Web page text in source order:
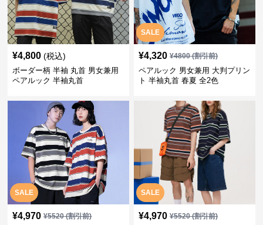
¥4,800 (税込)
ボーダー柄 半袖 丸首 男女兼用
ペアルック 半袖丸首
SALE
¥4,320 ¥4800(割引前)
ペアルック 男女兼用 大判プリン
ト 半袖丸首 春夏 全2色
SALE
¥4,970 ¥5520(割引前)
SALE
¥4,970 ¥5520(割引前)